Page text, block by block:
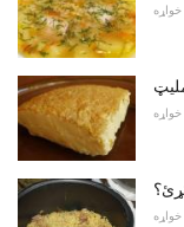
خواړه
خواړه
خواړه